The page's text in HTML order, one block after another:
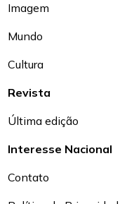
Imagem
Mundo
Cultura
Revista
Última edição
Interesse Nacional
Contato